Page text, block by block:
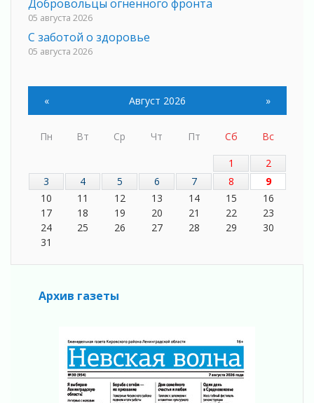
Добровольцы огненного фронта
05 августа 2026
С заботой о здоровье
05 августа 2026
05 августа 2026
Пульс региона
05 августа 2026
«Результат командный, заслуга каждого
Вдохновлять, просвещать и объединять!
05 августа 2026
Не оставят в беде
05 августа 2026
04 августа 2026
Кадрового центра – 2026» подведены!
04 августа 2026
В Ленобласти растет потребление
мобильного трафика
04 августа 2026
« Август 2026 »
Пн Вт Ср Чт Пт Сб
Вс
1
2
3
4 5 6 7 8
9
10
11 12 13 14 15
16
17
18 19 20 21 22
23
24
25 26 27 28 29
30
31
Архив газеты